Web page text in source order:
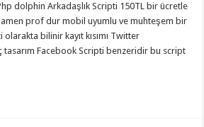
dolphin Arkadaşlık Scripti 150TL bir ücretle
prof dur mobil uyumlu ve muhteşem bir
bilinir kayıt kısımı Twitter
Facebook Scripti benzeridir bu script